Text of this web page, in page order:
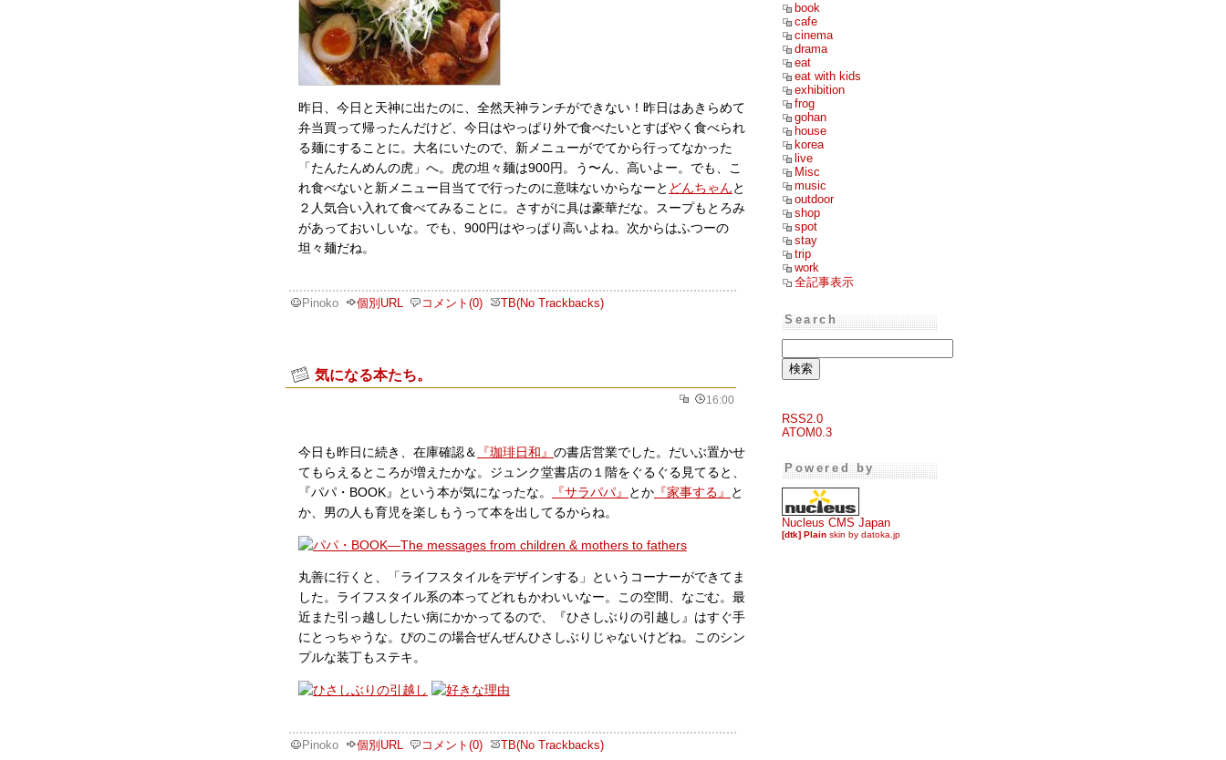
昨日、今日と天神に出たのに、全然天神ランチができない！昨日はあきらめて
弁当買って帰ったんだけど、今日はやっぱり外で食べたいとすばやく食べられ
る麺にすることに。大名にいたので、新メニューがでてから行ってなかった
「たんたんめんの虎」へ。虎の坦々麺は900円。う〜ん、高いよー。でも、こ
れ食べないと新メニュー目当てで行ったのに意味ないからなーと どんちゃん と
２人気合い入れて食べてみることに。さすがに具は豪華だな。スープもとろみ
があっておいしいな。でも、900円はやっぱり高いよね。次からはふつーの
坦々麺だね。
Pinoko 個別URL コメント(0) TB(No Trackbacks)
気になる本たち。
16:00
今日も昨日に続き、在庫確認＆ 『珈琲日和』 の書店営業でした。だいぶ置かせ
てもらえるところが増えたかな。ジュンク堂書店の１階をぐるぐる見てると、
『パパ・BOOK』という本が気になったな。
『サラパパ』 とか 『家事する』
と
か、男の人も育児を楽しもうって本を出してるからね。
丸善に行くと、「ライフスタイルをデザインする」というコーナーができてま
した。ライフスタイル系の本ってどれもかわいいなー。この空間、なごむ。最
近また引っ越ししたい病にかかってるので、『ひさしぶりの引越し』はすぐ手
にとっちゃうな。ぴのこの場合ぜんぜんひさしぶりじゃないけどね。このシン
プルな装丁もステキ。
Pinoko 個別URL コメント(0) TB(No Trackbacks)
book
cafe
cinema
drama
eat
eat with kids
exhibition
frog
gohan
house
korea
live
Misc
music
outdoor
shop
spot
stay
trip
work
全記事表示
Search
RSS2.0
ATOM0.3
Powered by
Nucleus CMS Japan
[dtk] Plain skin by datoka.jp